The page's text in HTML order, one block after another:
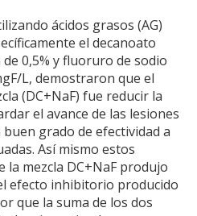
ácidos grasos (AG)
el decanoato
0,5% y fluoruro de sodio
L, demostraron que el
(DC+NaF) fue reducir la
el avance de las lesiones
grado de efectividad a
Así mismo estos
mezcla DC+NaF produjo
efecto inhibitorio producido
que la suma de los dos